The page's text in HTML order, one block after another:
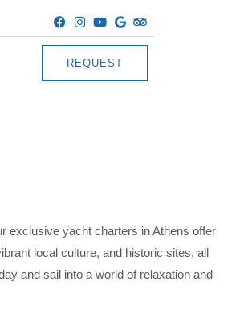
REQUEST
exclusive yacht charters in Athens offer
local culture, and historic sites, all
and sail into a world of relaxation and